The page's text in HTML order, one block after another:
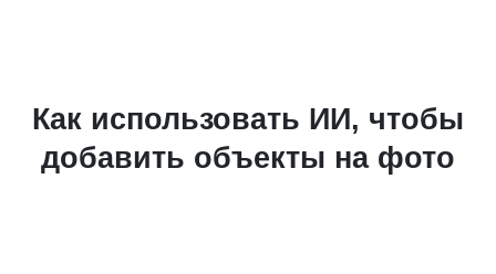
Как использовать ИИ, чтобы
добавить объекты на фото